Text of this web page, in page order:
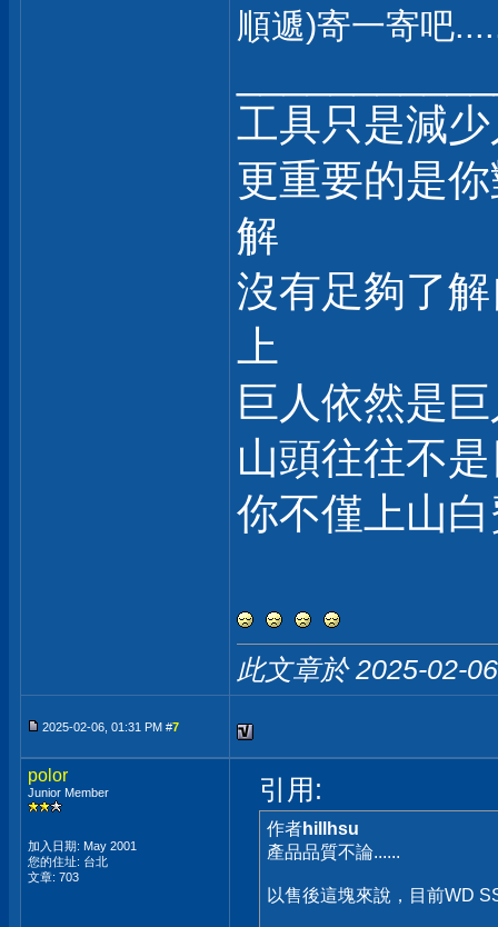
順遞)寄一寄吧
工具只是減
更重要的是
解
沒有足夠了
上
巨人依然是
山頭往往不
你不僅上山
此文章於 2025-02-
2025-02-06, 01:31 PM #7
polor
Junior Member
加入日期: May 2001
您的住址: 台北
文章: 703
引用:
作者hillhsu
產品品質不論......
以售後這塊來說，目前WD